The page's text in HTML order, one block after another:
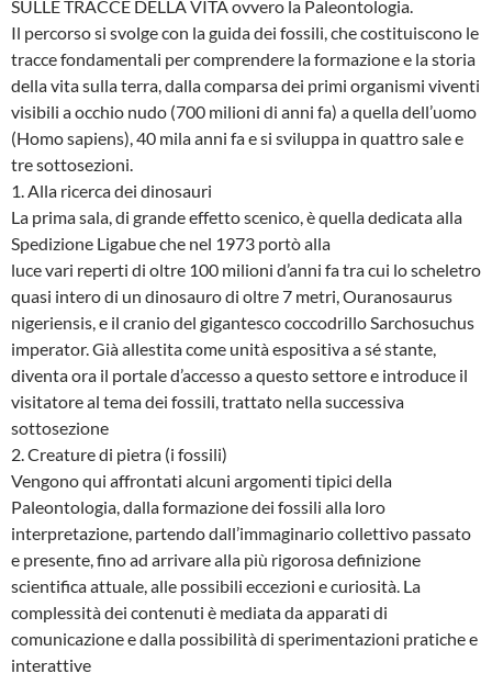
SULLE TRACCE DELLA VITA ovvero la Paleontologia.
Il percorso si svolge con la guida dei fossili, che costituiscono le
tracce fondamentali per comprendere la formazione e la storia
della vita sulla terra, dalla comparsa dei primi organismi viventi
visibili a occhio nudo (700 milioni di anni fa) a quella dell’uomo
(Homo sapiens), 40 mila anni fa e si sviluppa in quattro sale e
tre sottosezioni.
1. Alla ricerca dei dinosauri
La prima sala, di grande effetto scenico, è quella dedicata alla
Spedizione Ligabue che nel 1973 portò alla
luce vari reperti di oltre 100 milioni d’anni fa tra cui lo scheletro
quasi intero di un dinosauro di oltre 7 metri, Ouranosaurus
nigeriensis, e il cranio del gigantesco coccodrillo Sarchosuchus
imperator. Già allestita come unità espositiva a sé stante,
diventa ora il portale d’accesso a questo settore e introduce il
visitatore al tema dei fossili, trattato nella successiva
sottosezione
2. Creature di pietra (i fossili)
Vengono qui affrontati alcuni argomenti tipici della
Paleontologia, dalla formazione dei fossili alla loro
interpretazione, partendo dall’immaginario collettivo passato
e presente, fino ad arrivare alla più rigorosa definizione
scientifica attuale, alle possibili eccezioni e curiosità. La
complessità dei contenuti è mediata da apparati di
comunicazione e dalla possibilità di sperimentazioni pratiche e
interattive